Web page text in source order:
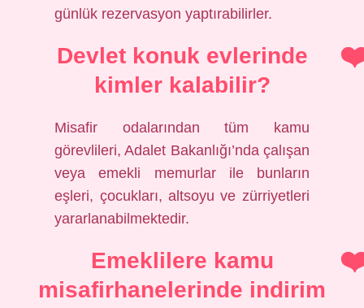
günlük rezervasyon yaptırabilirler.
Devlet konuk evlerinde
kimler kalabilir?
Misafir odalarından tüm kamu
görevlileri, Adalet Bakanlığı’nda çalışan
veya emekli memurlar ile bunların
eşleri, çocukları, altsoyu ve zürriyetleri
yararlanabilmektedir.
Emeklilere kamu
misafirhanelerinde indirim